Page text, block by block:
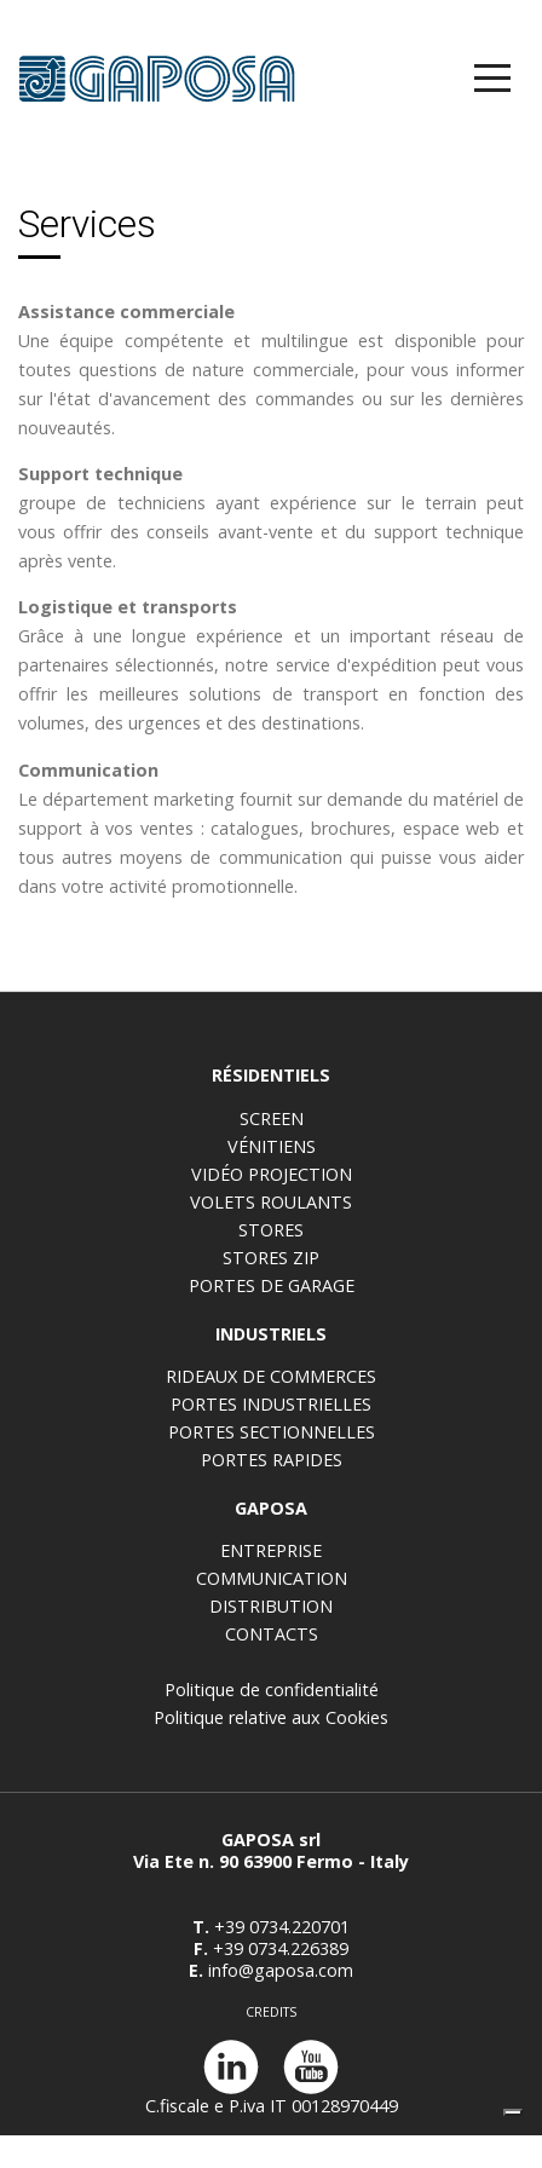
Services
Assistance commerciale
Une équipe compétente et multilingue est disponible pour
toutes questions de nature commerciale, pour vous informer
sur l'état d'avancement des commandes ou sur les dernières
nouveautés.
Support technique
groupe de techniciens ayant expérience sur le terrain peut
vous offrir des conseils avant-vente et du support technique
après vente.
Logistique et transports
Grâce à une longue expérience et un important réseau de
partenaires sélectionnés, notre service d'expédition peut vous
offrir les meilleures solutions de transport en fonction des
volumes, des urgences et des destinations.
Communication
Le département marketing fournit sur demande du matériel de
support à vos ventes : catalogues, brochures, espace web et
tous autres moyens de communication qui puisse vous aider
dans votre activité promotionnelle.
RÉSIDENTIELS
SCREEN
VÉNITIENS
VIDÉO PROJECTION
VOLETS ROULANTS
STORES
STORES ZIP
PORTES DE GARAGE
INDUSTRIELS
RIDEAUX DE COMMERCES
PORTES INDUSTRIELLES
PORTES SECTIONNELLES
PORTES RAPIDES
GAPOSA
ENTREPRISE
COMMUNICATION
DISTRIBUTION
CONTACTS
Politique de confidentialité
Politique relative aux Cookies
GAPOSA srl
Via Ete n. 90 63900 Fermo - Italy
T. +39 0734.220701
F. +39 0734.226389
E. info@gaposa.com
CREDITS
C.fiscale e P.iva IT 00128970449